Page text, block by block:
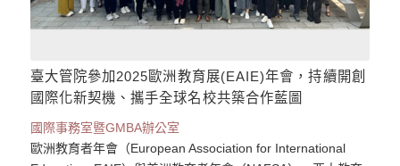
臺大管院參加2025歐洲教育展(EAIE)年會，持續開創
國際化新契機、攜手全球名校共築合作藍圖
國際事務室暨GMBA辦公室
歐洲教育者年會（European Association for International